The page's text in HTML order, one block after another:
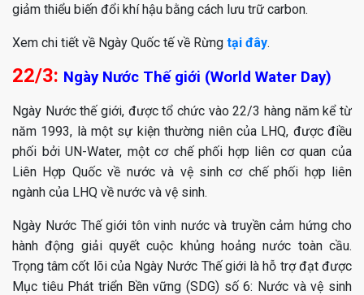
giảm thiểu biến đổi khí hậu bằng cách lưu trữ carbon.
Xem chi tiết về Ngày Quốc tế về Rừng tại đây.
22/3: Ngày Nước Thế giới (World Water Day)
Ngày Nước thế giới, được tổ chức vào 22/3 hàng năm kể từ
năm 1993, là một sự kiện thường niên của LHQ, được điều
phối bởi UN-Water, một cơ chế phối hợp liên cơ quan của
Liên Hợp Quốc về nước và vệ sinh cơ chế phối hợp liên
ngành của LHQ về nước và vệ sinh.
Ngày Nước Thế giới tôn vinh nước và truyền cảm hứng cho
hành động giải quyết cuộc khủng hoảng nước toàn cầu.
Trọng tâm cốt lõi của Ngày Nước Thế giới là hỗ trợ đạt được
Mục tiêu Phát triển Bền vững (SDG) số 6: Nước và vệ sinh